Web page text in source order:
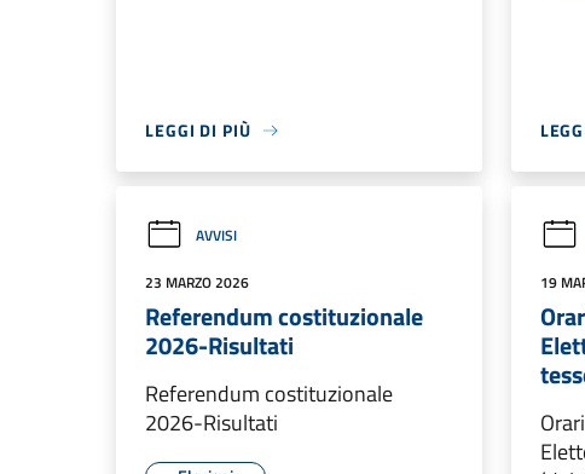
LEGGI DI PIÙ
AVVISI
23 MARZO 2026
Referendum costituzionale
2026-Risultati
Referendum costituzionale
2026-Risultati
19